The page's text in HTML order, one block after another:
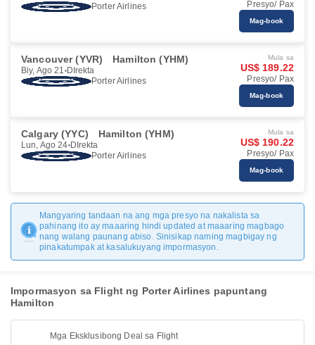
Porter Airlines
Presyo/ Pax
Mag-book
Vancouver (YVR) Hamilton (YHM)
Biy, Ago 21 DIrekta
Porter Airlines
Mula sa
US$ 189.22
Presyo/ Pax
Mag-book
Calgary (YYC) Hamilton (YHM)
Lun, Ago 24 DIrekta
Porter Airlines
Mula sa
US$ 190.22
Presyo/ Pax
Mag-book
Mangyaring tandaan na ang mga presyo na nakalista sa
pahinang ito ay maaaring hindi updated at maaaring magbago
nang walang paunang abiso. Sinisikap naming magbigay ng
pinakatumpak at kasalukuyang impormasyon.
Impormasyon sa Flight ng Porter Airlines papuntang
Hamilton
Mga Eksklusibong Deal sa Flight